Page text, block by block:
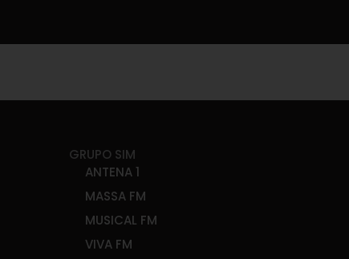
GRUPO SIM
ANTENA 1
MASSA FM
MUSICAL FM
VIVA FM